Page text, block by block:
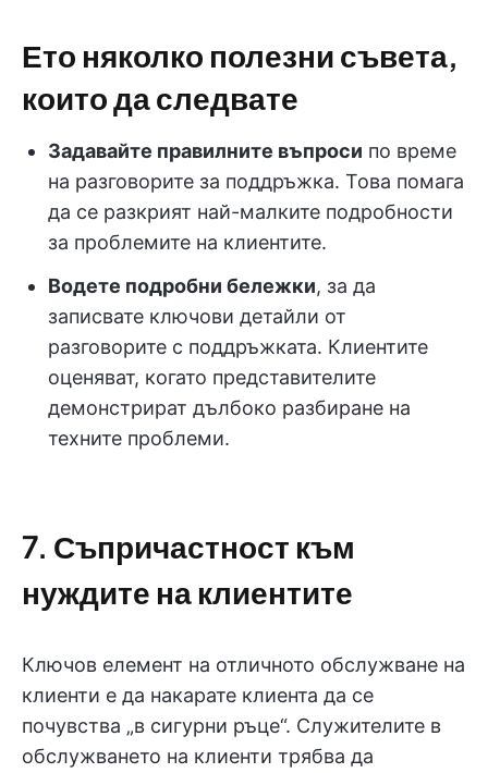
Ето няколко полезни съвета,
които да следвате
Задавайте правилните въпроси по време
на разговорите за поддръжка. Това помага
да се разкрият най-малките подробности
за проблемите на клиентите.
Водете подробни бележки, за да
записвате ключови детайли от
разговорите с поддръжката. Клиентите
оценяват, когато представителите
демонстрират дълбоко разбиране на
техните проблеми.
7. Съпричастност към
нуждите на клиентите
Ключов елемент на отличното обслужване на
клиенти е да накарате клиента да се
почувства „в сигурни ръце“. Служителите в
обслужването на клиенти трябва да